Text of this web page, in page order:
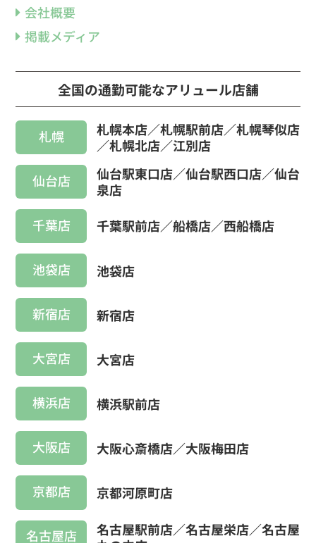
会社概要
掲載メディア
全国の通勤可能なアリュール店舗
札幌
札幌本店／札幌駅前店／札幌琴似店
／札幌北店／江別店
仙台店
仙台駅東口店／仙台駅西口店／仙台
泉店
千葉店
千葉駅前店／船橋店／西船橋店
池袋店 池袋店
新宿店 新宿店
大宮店 大宮店
横浜店 横浜駅前店
大阪店 大阪心斎橋店／大阪梅田店
京都店 京都河原町店
名古屋店
名古屋駅前店／名古屋栄店／名古屋